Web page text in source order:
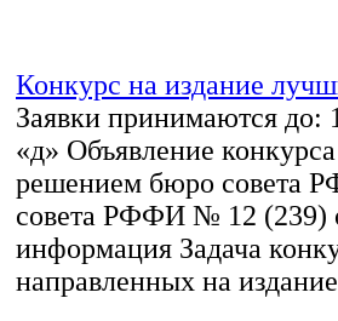
Конкурс на издание
Заявки принимаются до:
«д» Объявление
решением бюро совета
совета РФФИ № 12 (239)
информация Задача
направленных на